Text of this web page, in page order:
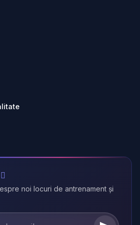
noi locuri de antrenament și